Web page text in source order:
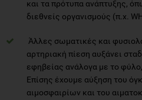
και τα πρότυπα ανάπτυξης,
διεθνείς οργανισμούς (π.χ.
Άλλες σωματικές και
αρτηριακή πίεση αυξάνει
εφηβείας ανάλογα με το φύλο,
Επίσης έχουμε αύξηση του
αιμοσφαιρίων και του